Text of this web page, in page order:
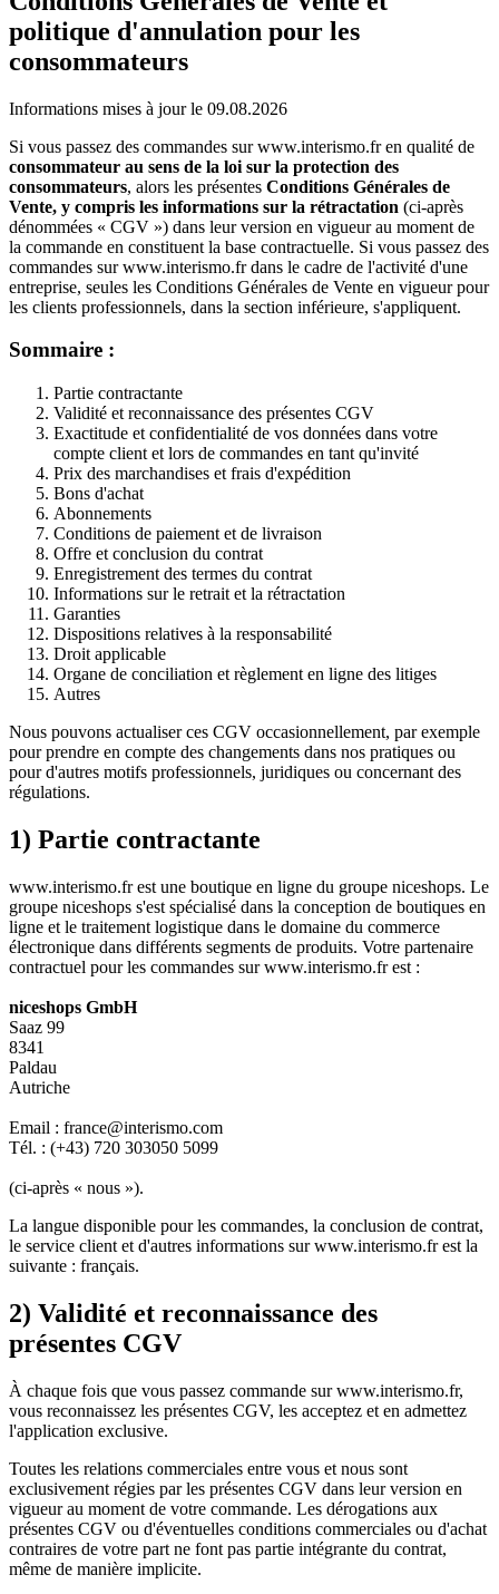
politique d'annulation pour les
consommateurs
Informations mises à jour le 09.08.2026
Si vous passez des commandes sur www.interismo.fr en qualité de
consommateur au sens de la loi sur la protection des
consommateurs, alors les présentes Conditions Générales de
Vente, y compris les informations sur la rétractation (ci-après
dénommées « CGV ») dans leur version en vigueur au moment de
la commande en constituent la base contractuelle. Si vous passez des
commandes sur www.interismo.fr dans le cadre de l'activité d'une
entreprise, seules les Conditions Générales de Vente en vigueur pour
les clients professionnels, dans la section inférieure, s'appliquent.
Sommaire :
Partie contractante
Validité et reconnaissance des présentes CGV
Exactitude et confidentialité de vos données dans votre
compte client et lors de commandes en tant qu'invité
Prix des marchandises et frais d'expédition
Bons d'achat
Abonnements
Conditions de paiement et de livraison
Offre et conclusion du contrat
Enregistrement des termes du contrat
Informations sur le retrait et la rétractation
Garanties
Dispositions relatives à la responsabilité
Droit applicable
Organe de conciliation et règlement en ligne des litiges
Autres
Nous pouvons actualiser ces CGV occasionnellement, par exemple
pour prendre en compte des changements dans nos pratiques ou
pour d'autres motifs professionnels, juridiques ou concernant des
régulations.
1) Partie contractante
www.interismo.fr est une boutique en ligne du groupe niceshops. Le
groupe niceshops s'est spécialisé dans la conception de boutiques en
ligne et le traitement logistique dans le domaine du commerce
électronique dans différents segments de produits. Votre partenaire
contractuel pour les commandes sur www.interismo.fr est :
niceshops GmbH
Saaz 99
8341
Paldau
Autriche
Email : france@interismo.com
Tél. : (+43) 720 303050 5099
(ci-après « nous »).
La langue disponible pour les commandes, la conclusion de contrat,
le service client et d'autres informations sur www.interismo.fr est la
suivante : français.
2) Validité et reconnaissance des
présentes CGV
À chaque fois que vous passez commande sur www.interismo.fr,
vous reconnaissez les présentes CGV, les acceptez et en admettez
l'application exclusive.
Toutes les relations commerciales entre vous et nous sont
exclusivement régies par les présentes CGV dans leur version en
vigueur au moment de votre commande. Les dérogations aux
présentes CGV ou d'éventuelles conditions commerciales ou d'achat
contraires de votre part ne font pas partie intégrante du contrat,
même de manière implicite.